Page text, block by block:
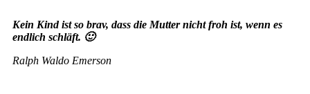
Kein Kind ist so brav, dass die Mutter nicht froh ist, wenn es
endlich schläft. 🙂
Ralph Waldo Emerson